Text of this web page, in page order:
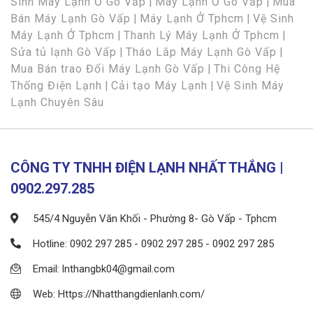
Bán Máy Lạnh Gò Vấp
Máy Lạnh Ở Tphcm
Vệ Sinh
Máy Lạnh Ở Tphcm
Thanh Lý Máy Lạnh Ở Tphcm
Sửa tủ lạnh Gò Vấp
Tháo Lắp Máy Lạnh Gò Vấp
Mua Bán trao Đổi Máy Lạnh Gò Vấp
Thi Công Hệ
Thống Điện Lạnh
Cải tạo Máy Lạnh
Vệ Sinh Máy
Lạnh Chuyên Sâu
CÔNG TY TNHH ĐIỆN LẠNH NHẤT THẮNG |
0902.297.285
545/4 Nguyễn Văn Khối - Phường 8- Gò Vấp - Tphcm
Hotline: 0902 297 285 - 0902 297 285 - 0902 297 285
Email: lnthangbk04@gmail.com
Web: Https://Nhatthangdienlanh.com/